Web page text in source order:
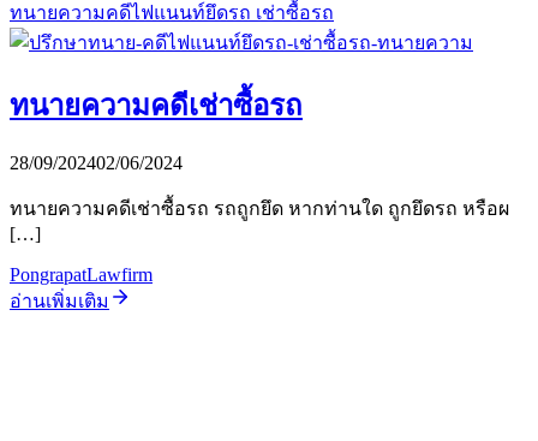
ทนายความคดีไฟแนนท์ยึดรถ เช่าซื้อรถ
ทนายความคดีเช่าซื้อรถ
28/09/202402/06/2024
ทนายความคดีเช่าซื้อรถ รถถูกยึด หากท่านใด ถูกยึดรถ หรือผ
[…]
PongrapatLawfirm
อ่านเพิ่มเติม